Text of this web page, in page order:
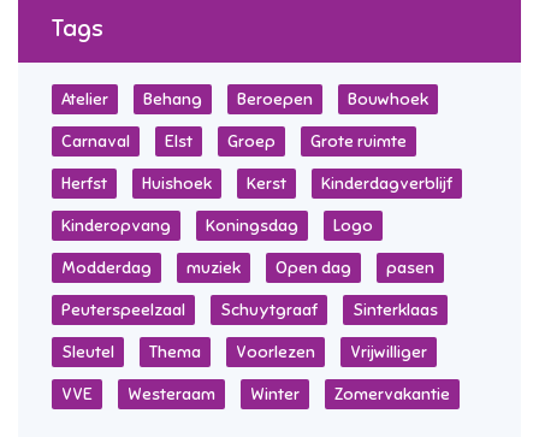
Tags
Atelier Behang Beroepen Bouwhoek
Carnaval Elst Groep Grote ruimte
Herfst Huishoek Kerst Kinderdagverblijf
Kinderopvang Koningsdag Logo
Modderdag muziek Open dag pasen
Peuterspeelzaal Schuytgraaf Sinterklaas
Sleutel Thema Voorlezen Vrijwilliger
VVE Westeraam Winter Zomervakantie